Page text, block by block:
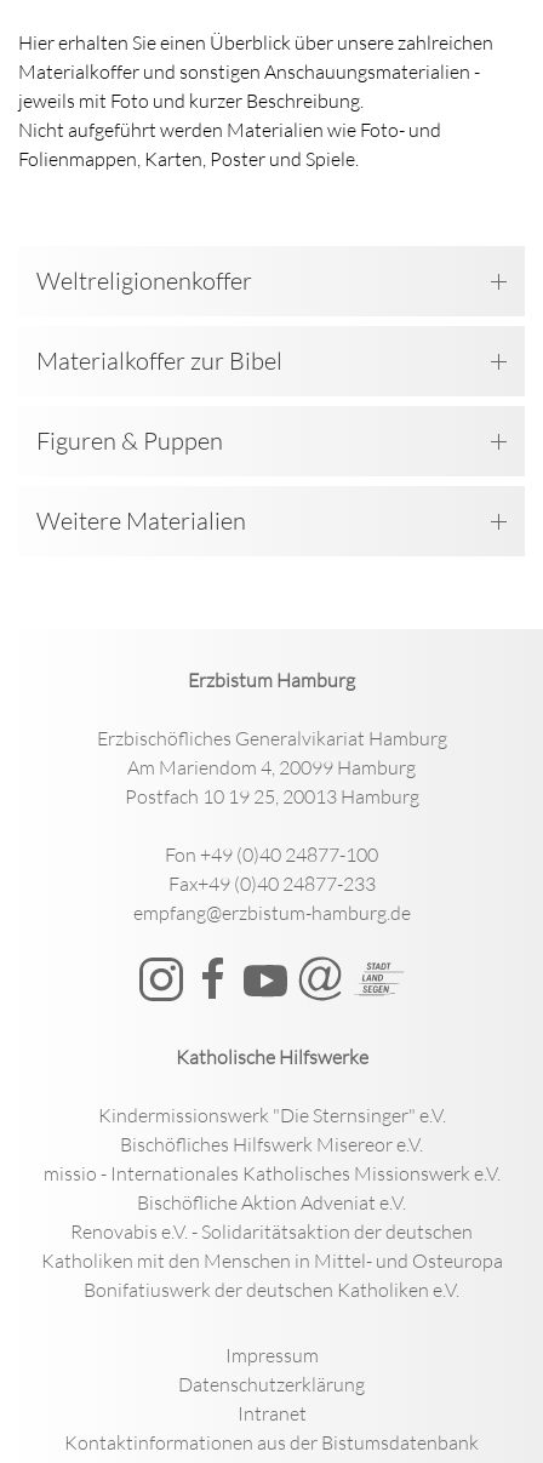
Hier erhalten Sie einen Überblick über unsere zahlreichen
Materialkoffer und sonstigen Anschauungsmaterialien -
jeweils mit Foto und kurzer Beschreibung.
Nicht aufgeführt werden Materialien wie Foto- und
Folienmappen, Karten, Poster und Spiele.
Weltreligionenkoffer
Materialkoffer zur Bibel
Figuren & Puppen
Weitere Materialien
Erzbistum Hamburg
Erzbischöfliches Generalvikariat Hamburg
Am Mariendom 4, 20099 Hamburg
Postfach 10 19 25, 20013 Hamburg
Fon +49 (0)40 24877-100
Fax+49 (0)40 24877-233
empfang@erzbistum-hamburg.de
Katholische Hilfswerke
Kindermissionswerk "Die Sternsinger" e.V.
Bischöfliches Hilfswerk Misereor e.V.
missio - Internationales Katholisches Missionswerk e.V.
Bischöfliche Aktion Adveniat e.V.
Renovabis e.V. - Solidaritätsaktion der deutschen
Katholiken mit den Menschen in Mittel- und Osteuropa
Bonifatiuswerk der deutschen Katholiken e.V.
Impressum
Datenschutzerklärung
Intranet
Kontaktinformationen aus der Bistumsdatenbank